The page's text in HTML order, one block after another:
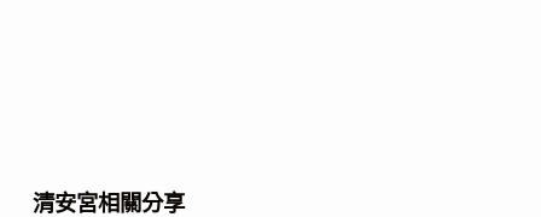
清安宮相關分享